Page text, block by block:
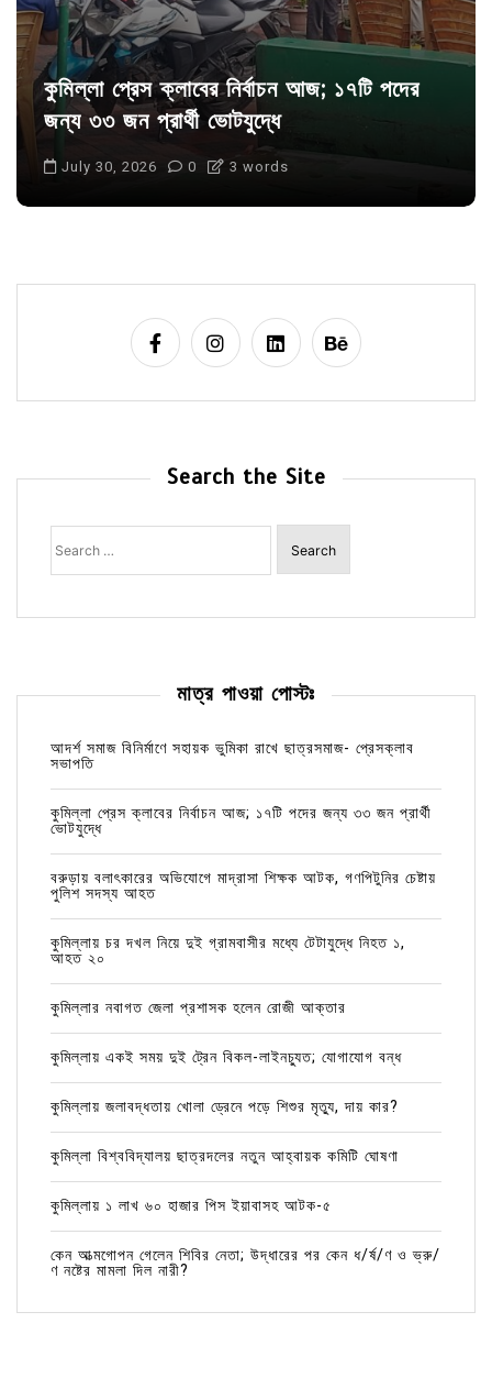
কুমিল্লা প্রেস ক্লাবের নির্বাচন আজ; ১৭টি পদের
জন্য ৩৩ জন প্রার্থী ভোটযুদ্ধে
July 30, 2026 0 3 words
Search the Site
Search
for:
মাত্র পাওয়া পোস্টঃ
আদর্শ সমাজ বিনির্মাণে সহায়ক ভুমিকা রাখে ছাত্রসমাজ- প্রেসক্লাব
সভাপতি
কুমিল্লা প্রেস ক্লাবের নির্বাচন আজ; ১৭টি পদের জন্য ৩৩ জন প্রার্থী
ভোটযুদ্ধে
বরুড়ায় বলাৎকারের অভিযোগে মাদ্রাসা শিক্ষক আটক, গণপিটুনির চেষ্টায়
পুলিশ সদস্য আহত
কুমিল্লায় চর দখল নিয়ে দুই গ্রামবাসীর মধ্যে টেটাযুদ্ধে নিহত ১,
আহত ২০
কুমিল্লার নবাগত জেলা প্রশাসক হলেন রোজী আক্তার
কুমিল্লায় একই সময় দুই ট্রেন বিকল-লাইনচ্যুত; যোগাযোগ বন্ধ
কুমিল্লায় জলাবদ্ধতায় খোলা ড্রেনে পড়ে শিশুর মৃত্যু, দায় কার?
কুমিল্লা বিশ্ববিদ্যালয় ছাত্রদলের নতুন আহ্বায়ক কমিটি ঘোষণা
কুমিল্লায় ১ লাখ ৬০ হাজার পিস ইয়াবাসহ আটক-৫
কেন আত্মগোপন গেলেন শিবির নেতা; উদ্ধারের পর কেন ধ/র্ষ/ণ ও ভ্রু/
ণ নষ্টের মামলা দিল নারী?